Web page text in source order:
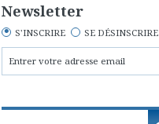
Newsletter
S'INSCRIRE SE DÉSINSCRIRE